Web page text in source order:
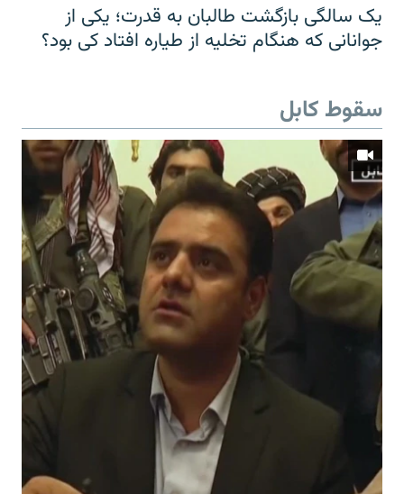
یک سالگی بازگشت طالبان به قدرت؛ یکی از
جوانانی که هنگام تخلیه از طیاره افتاد کی بود؟
سقوط کابل